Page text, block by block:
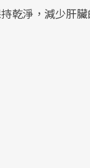
乾淨，減少肝臟